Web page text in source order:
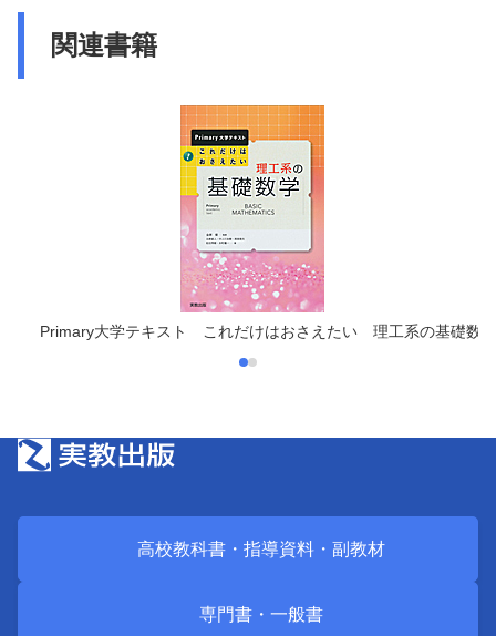
関連書籍
Primary大学テキスト これだけはおさえたい 理工系の基礎数学
高校教科書・ 指導資料・ 副教材
専門書・ 一般書